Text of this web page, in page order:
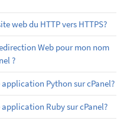
web du HTTP vers HTTPS?
Web pour mon nom
?
Python sur cPanel?
Ruby sur cPanel?